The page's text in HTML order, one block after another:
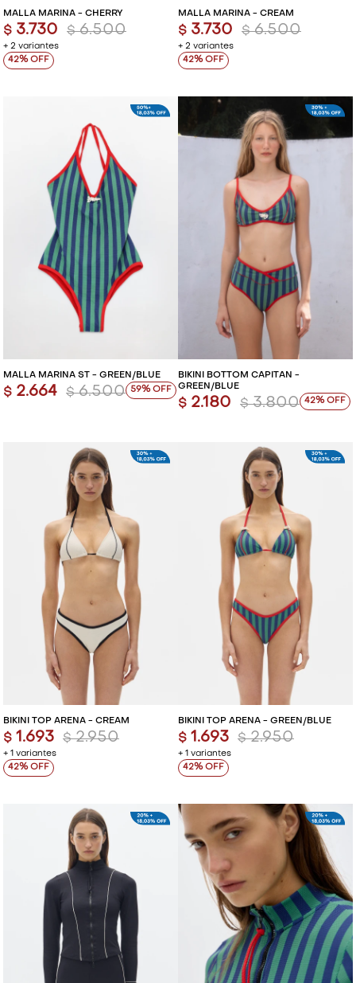
MALLA MARINA - CHERRY
+ 2 variantes
$ 3.730 $ 6.500
42
MALLA MARINA - CREAM
+ 2 variantes
$ 3.730 $ 6.500
42
MALLA MARINA ST - GREEN/BLUE
$ 2.664 $ 6.500 59
BIKINI BOTTOM CAPITAN -
GREEN/BLUE
$ 2.180 $ 3.800 42
BIKINI TOP ARENA - CREAM
+ 1 variantes
$ 1.693 $ 2.950
42
BIKINI TOP ARENA - GREEN/BLUE
+ 1 variantes
$ 1.693 $ 2.950
42